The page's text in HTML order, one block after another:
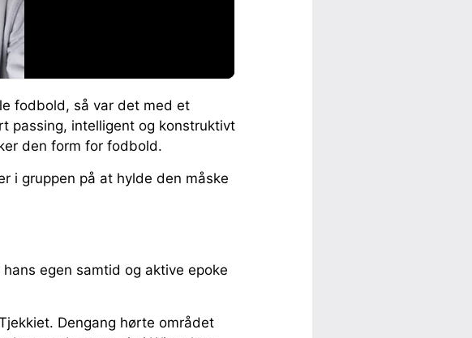
fodbold, så var det med et
passing, intelligent og konstruktivt
den form for fodbold.
i gruppen på at hylde den måske
egen samtid og aktive epoke
Dengang hørte området